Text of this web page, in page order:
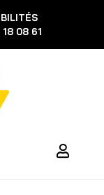
18 08 61